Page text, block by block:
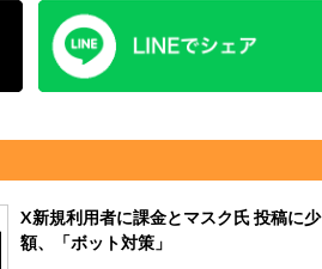
X新規利用者に課金とマスク氏 投稿に少
額、「ボット対策」